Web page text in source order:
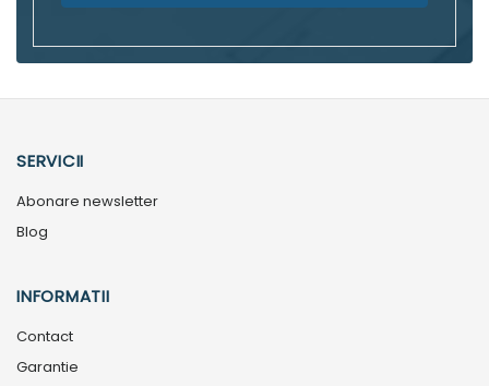
SERVICII
Abonare newsletter
Blog
INFORMATII
Contact
Garantie